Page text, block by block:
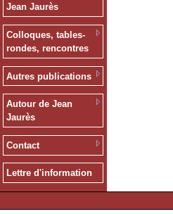
Jean Jaurès
Colloques, tables-
rondes, rencontres
Autres publications
Autour de Jean
Jaurès
Contact
Lettre d'information